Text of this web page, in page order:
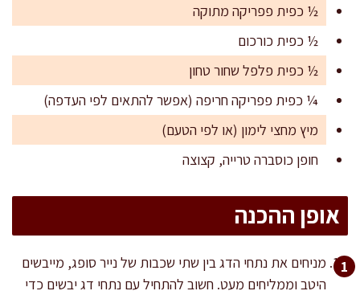
½ כפית פפריקה מתוקה
½ כפית כורכום
½ כפית פלפל שחור טחון
¼ כפית פפריקה חריפה (אפשר להתאים לפי העדפה)
מיץ מחצי לימון (או לפי הטעם)
חופן כוסברה טרייה, קצוצה
אופן ההכנה
מניחים את נתחי הדג בין שתי שכבות של נייר סופג, מייבשים
היטב וממליחים מעט. חשוב להתחיל עם נתחי דג יבשים כדי